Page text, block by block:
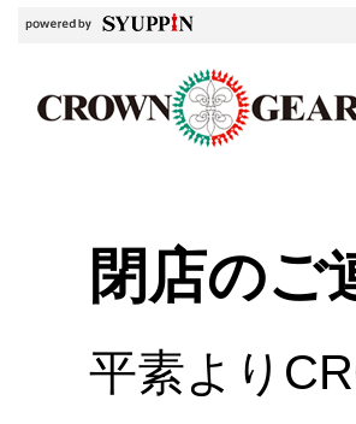
閉店のご
平素より